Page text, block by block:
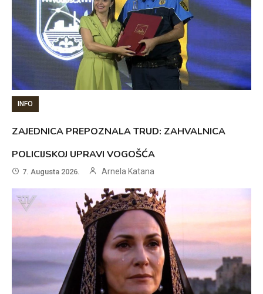
INFO
ZAJEDNICA PREPOZNALA TRUD: ZAHVALNICA
POLICIJSKOJ UPRAVI VOGOŠĆA
7. Augusta 2026. Arnela Katana